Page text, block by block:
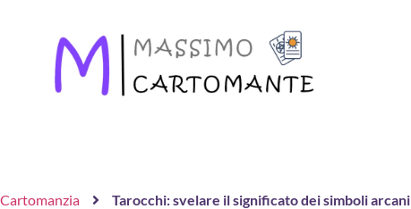
Cartomanzia Tarocchi: svelare il significato dei simboli arcani